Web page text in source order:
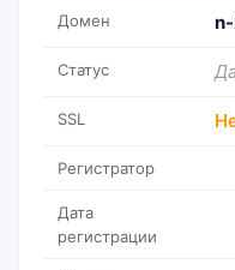
Домен
Статус
SSL
Регистратор
Дата
регистрации